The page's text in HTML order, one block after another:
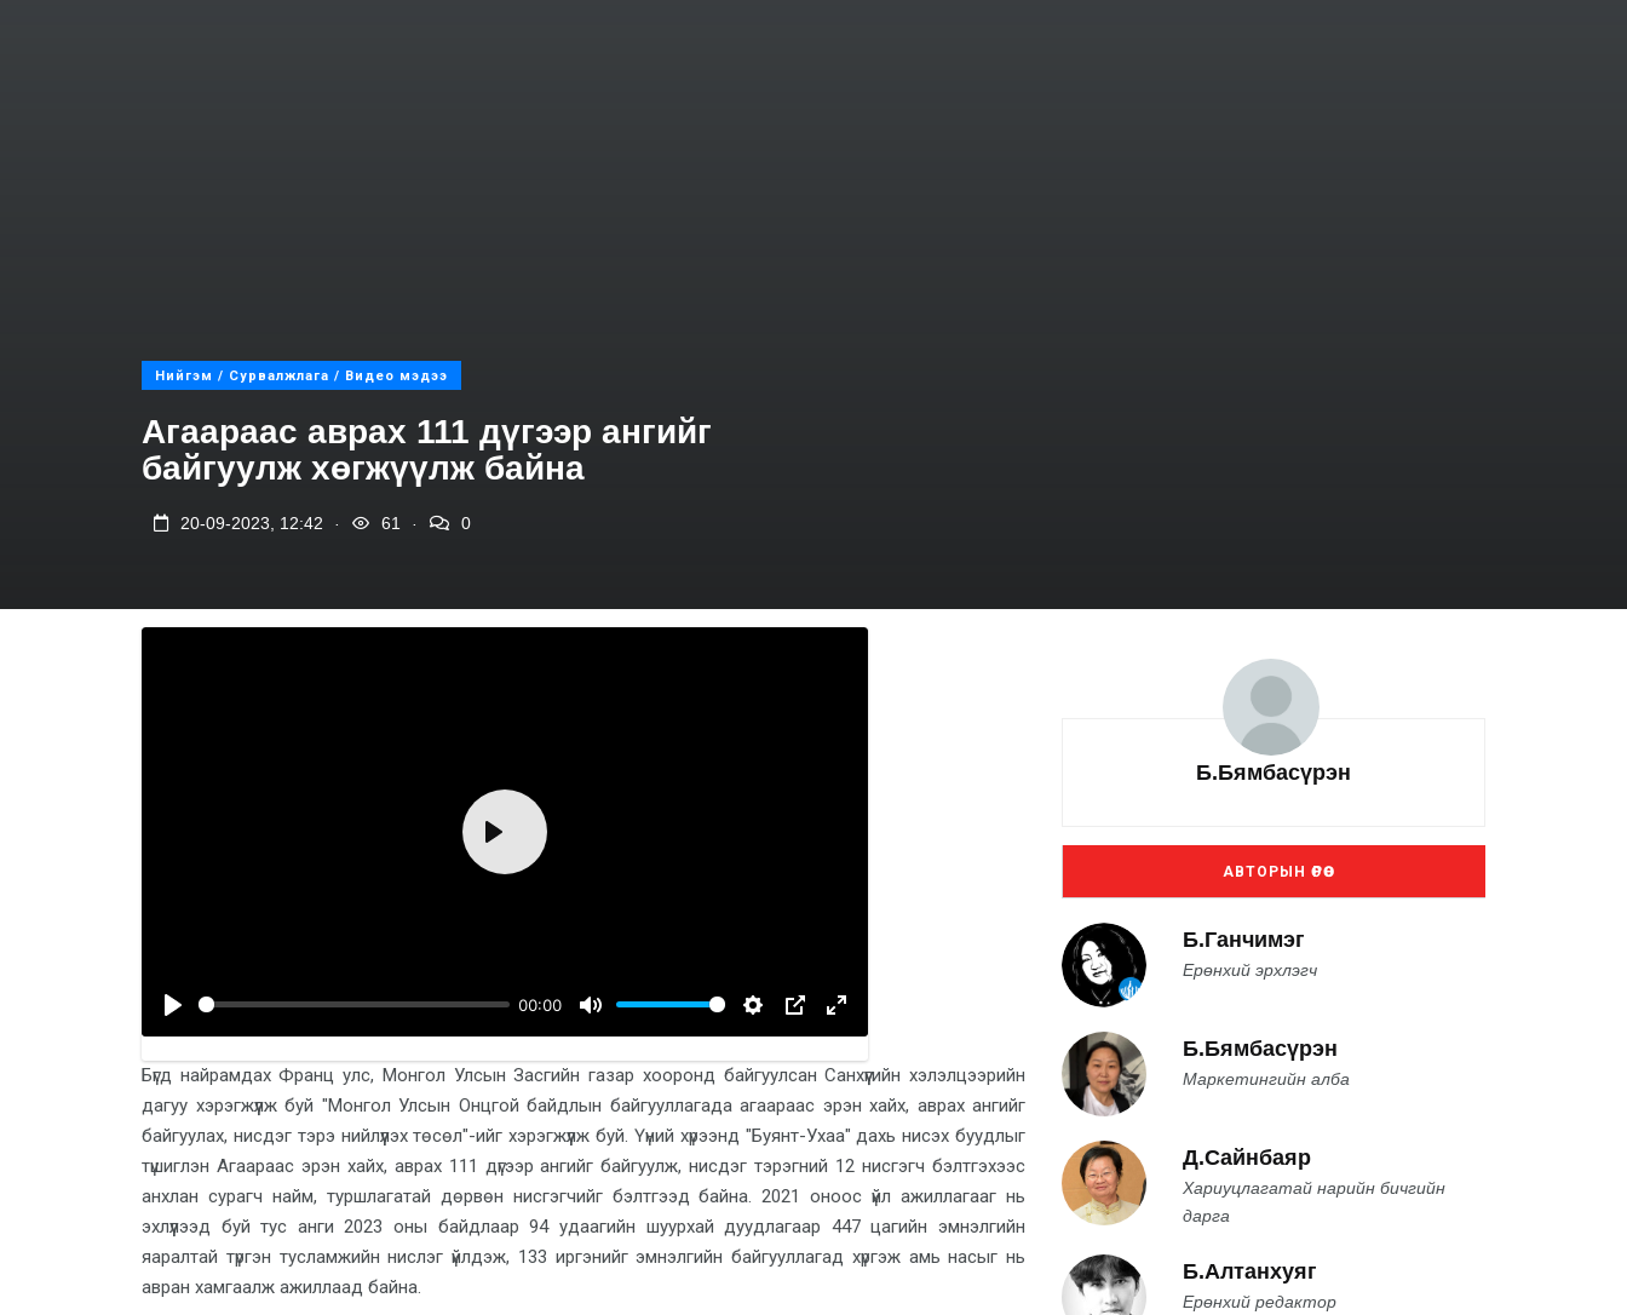
Нийгэм / Сурвалжлага / Видео мэдээ
Агаараас аврах 111 дүгээр ангийг
байгуулж хөгжүүлж байна
20-09-2023, 12:42 61 0
00:00
Play
Бүгд найрамдах Франц улс, Монгол Улсын Засгийн газар хооронд байгуулсан Санхүүгийн хэлэлцээрийн
дагуу хэрэгжүүлж буй "Монгол Улсын Онцгой байдлын байгууллагада агаараас эрэн хайх, аврах ангийг
байгуулах, нисдэг тэрэ нийлүүлэх төсөл"-ийг хэрэгжүүлж буй. Үүний хүрээнд "Буянт-Ухаа" дахь нисэх буудлыг
түшиглэн Агаараас эрэн хайх, аврах 111 дүгээр ангийг байгуулж, нисдэг тэрэгний 12 нисгэгч бэлтгэхээс
анхлан сурагч найм, туршлагатай дөрвөн нисгэгчийг бэлтгээд байна. 2021 оноос үйл ажиллагааг нь
эхлүүлээд буй тус анги 2023 оны байдлаар 94 удаагийн шуурхай дуудлагаар 447 цагийн эмнэлгийн
яаралтай түргэн тусламжийн нислэг үйлдэж, 133 иргэнийг эмнэлгийн байгууллагад хүргэж амь насыг нь
авран хамгаалж ажиллаад байна.
Б.Бямбасүрэн
АВТОРЫН ӨРӨӨ
Б.Ганчимэг
Ерөнхий эрхлэгч
Б.Бямбасүрэн
Маркетингийн алба
Д.Сайнбаяр
Хариуцлагатай нарийн бичгийн
дарга
Б.Алтанхуяг
Ерөнхий редактор